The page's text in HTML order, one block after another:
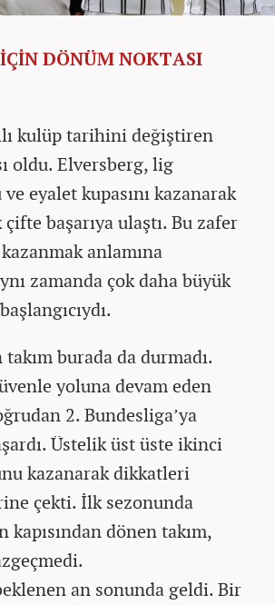
DÖNÜM NOKTASI
kulüp tarihini değiştiren
oldu. Elversberg, lig
eyalet kupasını kazanarak
başarıya ulaştı. Bu zafer
anlamına
zamanda çok daha büyük
takım burada da durmadı.
yoluna devam eden
2. Bundesliga’ya
Üstelik üst üste ikinci
kazanarak dikkatleri
çekti. İlk sezonunda
kapısından dönen takım,
an sonunda geldi. Bir